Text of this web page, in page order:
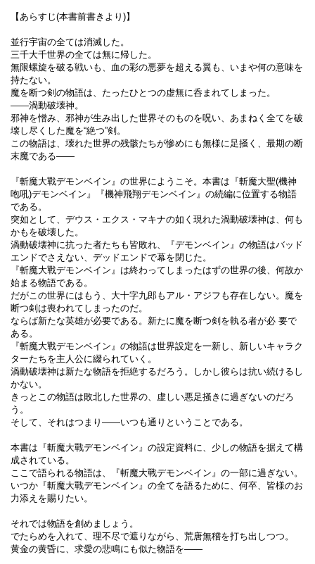
【あらすじ(本書前書きより)】
並行宇宙の全ては消滅した。
三千大千世界の全ては無に帰した。
無限螺旋を破る戦いも、血の彩の悪夢を超える翼も、いまや何の意味を
持たない。
魔を断つ剣の物語は、たったひとつの虚無に呑まれてしまった。
――渦動破壊神。
邪神を憎み、邪神が生み出した世界そのものを呪い、あまねく全てを破
壊し尽くした魔を“絶つ”剣。
この物語は、壊れた世界の残骸たちが惨めにも無様に足掻く、最期の断
末魔である――
『斬魔大戰デモンベイン』の世界にようこそ。本書は『斬魔大聖(機神
咆吼)デモンベイン』『機神飛翔デモンベイン』の続編に位置する物語
である。
突如として、デウス・エクス・マキナの如く現れた渦動破壊神は、何も
かもを破壊した。
渦動破壊神に抗った者たちも皆敗れ、『デモンベイン』の物語はバッド
エンドでさえない、デッドエンドで幕を閉じた。
『斬魔大戰デモンベイン』は終わってしまったはずの世界の後、何故か
始まる物語である。
だがこの世界にはもう、大十字九郎もアル・アジフも存在しない。魔を
断つ剣は喪われてしまったのだ。
ならば新たな英雄が必要である。新たに魔を断つ剣を執る者が必 要で
ある。
『斬魔大戰デモンベイン』の物語は世界設定を一新し、新しいキャラク
ターたちを主人公に綴られていく。
渦動破壊神は新たな物語を拒絶するだろう。しかし彼らは抗い続けるし
かない。
きっとこの物語は敗北した世界の、虚しい悪足掻きに過ぎないのだろ
う。
そして、それはつまり――いつも通りということである。
本書は『斬魔大戰デモンベイン』の設定資料に、少しの物語を据えて構
成されている。
ここで語られる物語は、『斬魔大戰デモンベイン』の一部に過ぎない。
いつか『斬魔大戰デモンベイン』の全てを語るために、何卒、皆様のお
力添えを賜りたい。
それでは物語を創めましょう。
でたらめを入れて、理不尽で遮りながら、荒唐無稽を打ち出しつつ。
黄金の黄昏に、求愛の悲鳴にも似た物語を――